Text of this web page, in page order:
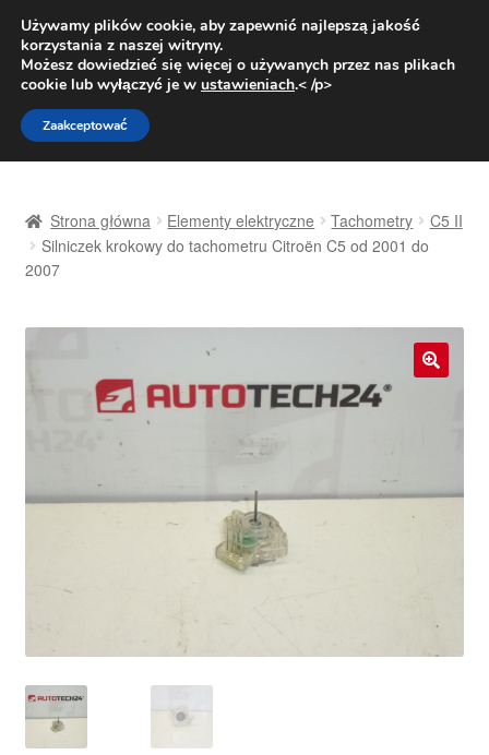
DOSTAWA od 31 zł
Pn.-pt. 9:00-16:00800 003 167
Przejdź
do
nawigacji
Przejdź
do
treści
Dostawa
Moje konto
Polityka prywatności
Procedura reklamacyjna
Skarga
Strona główna Elementy elektryczne Tachometry
C5 II
Silniczek krokowy do tachometru Citroën C5 od 2001 do
2007
Używamy plików cookie, aby zapewnić najlepszą jakość
korzystania z naszej witryny.
Możesz dowiedzieć się więcej o używanych przez nas plikach
cookie lub wyłączyć je w ustawieniach.< /p>
Zaakceptować